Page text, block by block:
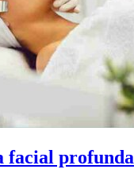
facial profunda